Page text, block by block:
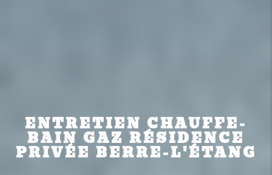
ENTRETIEN CHAUFFE-
BAIN GAZ RÉSIDENCE
PRIVÉE BERRE-L'ÉTANG